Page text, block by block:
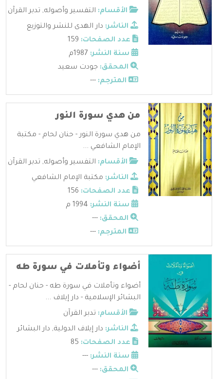
الأقسام: التفسير وأصوله, تدبر القرآن
الناشر: دار الهدى للنشر والتوزيع
عدد الصفحات:
سنة النشر:
المحقق: جودت سعيد
المترجم: ---
من هدي سورة النور
من هدي سورة النور - حنان لحام - مكتبة
الإمام الشافعي ...
الأقسام: التفسير وأصوله, تدبر القرآن
الناشر: مكتبة الإمام الشافعي
عدد الصفحات:
سنة النشر:
المحقق: ---
المترجم: ---
أضواء وتأملات في سورة طه
أضواء وتأملات في سورة طه - حنان لحام -
البشائر الإسلامية - دار إيلاف ...
الأقسام: تدبر القرآن
الناشر: دار إيلاف الدولية, دار البشائر
عدد الصفحات:
سنة النشر: ---
المحقق: ---